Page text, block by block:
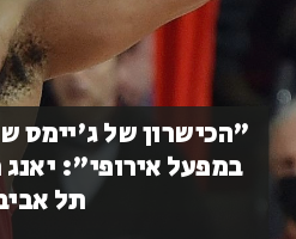
"הכישרון של ג'יימס
במפעל אירופי":
תל